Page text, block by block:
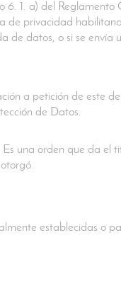
1. a) del Reglamento
de privacidad
de datos, o si se envía
a petición de este
de Datos.
una orden que da el
establecidas o